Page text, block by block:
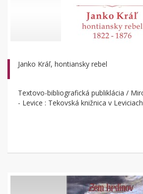
Janko Kráľ, hontiansky rebel
Textovo-bibliografická publiklácia /
- Levice : Tekovská knižnica v